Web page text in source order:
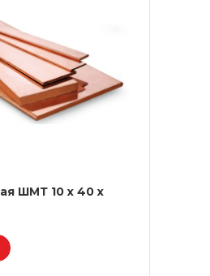
ШМТ 10 х 40 х